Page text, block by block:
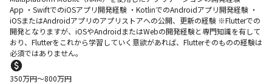
App ・SwiftでのiOSアプリ開発経験 ・KotlinでのAndroidアプリ開発経験 ・
iOSまたはAndroidアプリのアプリストアへの公開、更新の経験 ※Flutterでの
開発となりますが、iOSやAndroidまたはWebの開発経験と専門知識を有して
おり、Flutterをこれから学習していく意欲があれば、Flutterそのものの経験は
必須ではありません。
350万円〜800万円